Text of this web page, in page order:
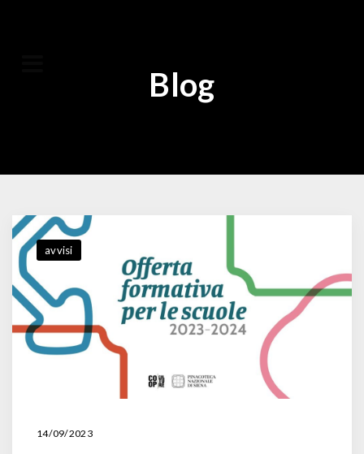
Blog
avvisi
14/09/2023